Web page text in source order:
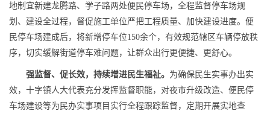
地制宜新建龙腾路、学子路两处便民停车场，全程监督停车场规
划、建设全过程，督促施工单位严把工程质量、加快建设进度。便
民停车场建成后，将新增停车位150余个，有效规范辖区车辆停放秩
序，切实缓解街道停车难问题，让群众出行更便捷、更舒心。
强监督、促长效，持续增进民生福祉。 为确保民生实事办出实
效，十字镇人大代表充分发挥监督职能，对夜市升级改造、便民停
车场建设等为民办实事项目实行全程跟踪监督，定期开展实地查